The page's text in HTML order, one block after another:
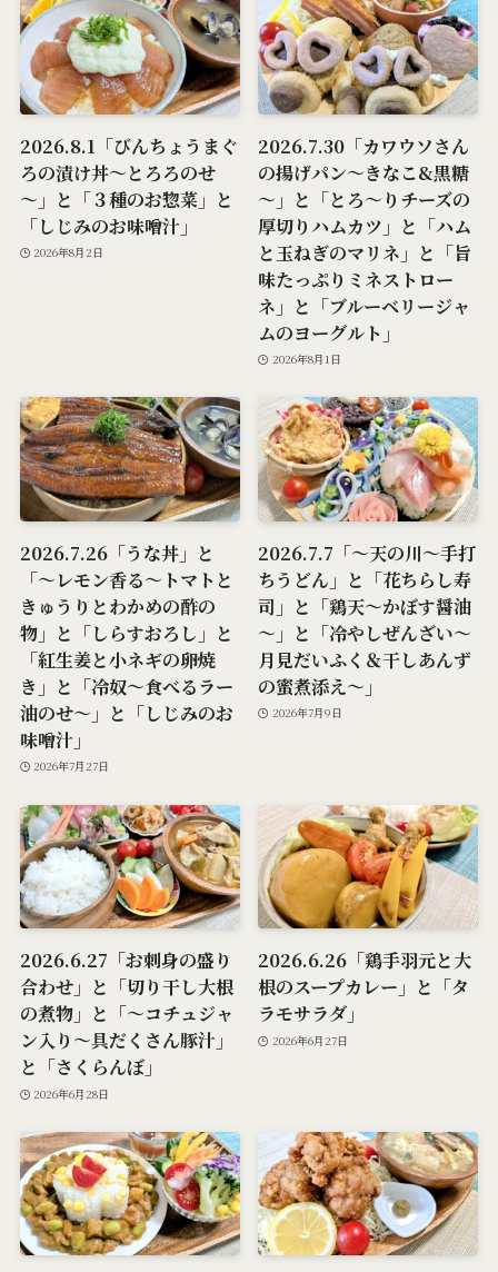
2026.8.1「びんちょうまぐ
ろの漬け丼～とろろのせ
～」と「３種のお惣菜」と
「しじみのお味噌汁」
2026年8月2日
2026.7.30「カワウソさん
の揚げパン～きなこ&黒糖
～」と「とろ～りチーズの
厚切りハムカツ」と「ハム
と玉ねぎのマリネ」と「旨
味たっぷりミネストロー
ネ」と「ブルーベリージャ
ムのヨーグルト」
2026年8月1日
2026.7.26「うな丼」と
「～レモン香る～トマトと
きゅうりとわかめの酢の
物」と「しらすおろし」と
「紅生姜と小ネギの卵焼
き」と「冷奴～食べるラー
油のせ～」と「しじみのお
味噌汁」
2026年7月27日
2026.7.7「～天の川～手打
ちうどん」と「花ちらし寿
司」と「鶏天～かぼす醤油
～」と「冷やしぜんざい～
月見だいふく＆干しあんず
の蜜煮添え～」
2026年7月9日
2026.6.27「お刺身の盛り
合わせ」と「切り干し大根
の煮物」と「～コチュジャ
ン入り～具だくさん豚汁」
と「さくらんぼ」
2026年6月28日
2026.6.26「鶏手羽元と大
根のスープカレー」と「タ
ラモサラダ」
2026年6月27日